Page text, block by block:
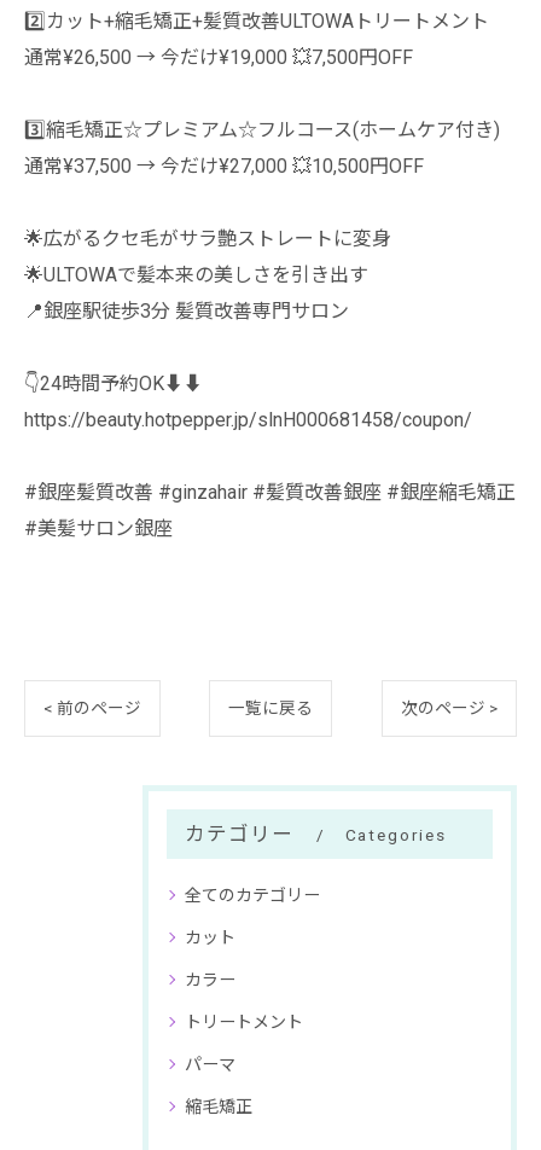
2️⃣カット+縮毛矯正+髪質改善ULTOWAトリートメント
通常¥26,500 → 今だけ¥19,000 💥7,500円OFF
3️⃣縮毛矯正☆プレミアム☆フルコース(ホームケア付き)
通常¥37,500 → 今だけ¥27,000 💥10,500円OFF
🌟広がるクセ毛がサラ艶ストレートに変身
🌟ULTOWAで髪本来の美しさを引き出す
📍銀座駅徒歩3分 髪質改善専門サロン
👇24時間予約OK⬇️⬇️
https://beauty.hotpepper.jp/slnH000681458/coupon/
#銀座髪質改善 #ginzahair #髪質改善銀座 #銀座縮毛矯正
#美髪サロン銀座
< 前のページ 一覧に戻る 次のページ >
カテゴリー Categories
全てのカテゴリー
カット
カラー
トリートメント
パーマ
縮毛矯正